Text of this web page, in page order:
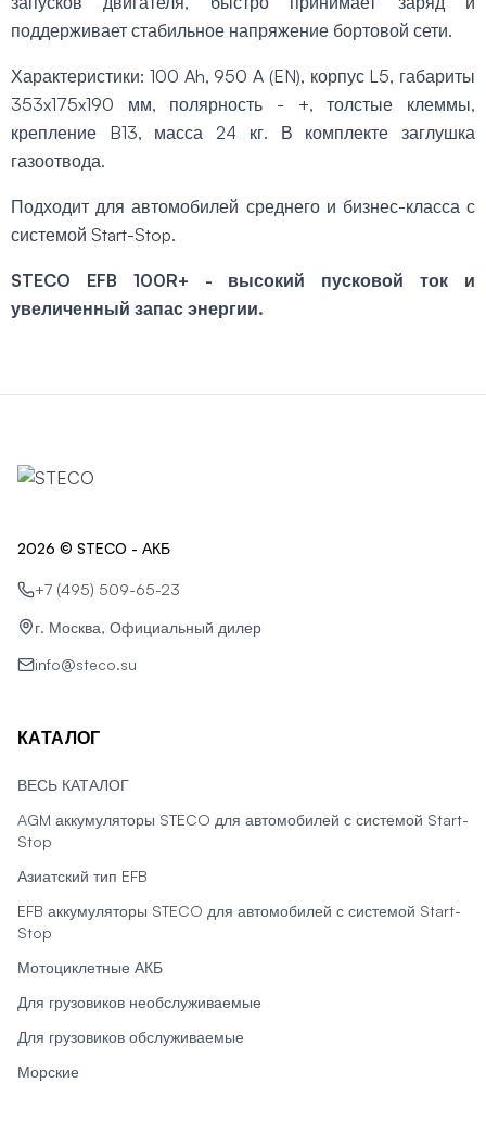
поддерживает стабильное напряжение бортовой сети.
Характеристики: 100 Ah, 950 A (EN), корпус L5, габариты
353x175x190 мм, полярность - +, толстые клеммы,
крепление B13, масса 24 кг. В комплекте заглушка
газоотвода.
Подходит для автомобилей среднего и бизнес-класса с
системой Start-Stop.
STECO EFB 100R+ - высокий пусковой ток и
увеличенный запас энергии.
2026 © STECO - АКБ
+7 (495) 509-65-23
г. Москва, Официальный дилер
info@steco.su
КАТАЛОГ
ВЕСЬ КАТАЛОГ
AGM аккумуляторы STECO для автомобилей с системой Start-
Stop
Азиатский тип EFB
EFB аккумуляторы STECO для автомобилей с системой Start-
Stop
Мотоциклетные АКБ
Для грузовиков необслуживаемые
Для грузовиков обслуживаемые
Морские